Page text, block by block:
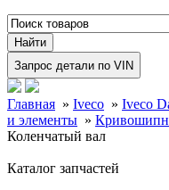
Главная » Iveco » Iveco
и элементы »
Коленчатый вал
Каталог запчастей